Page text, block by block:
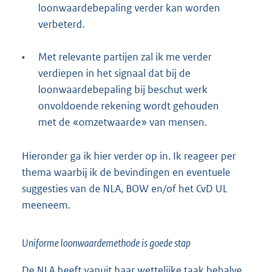
loonwaardebepaling verder kan worden
verbeterd.
•
Met relevante partijen zal ik me verder
verdiepen in het signaal dat bij de
loonwaardebepaling bij beschut werk
onvoldoende rekening wordt gehouden
met de «omzetwaarde» van mensen.
Hieronder ga ik hier verder op in. Ik reageer per
thema waarbij ik de bevindingen en eventuele
suggesties van de NLA, BOW en/of het CvD UL
meeneem.
Uniforme loonwaardemethode is goede stap